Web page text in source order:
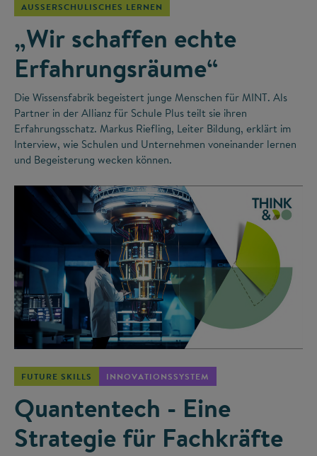
AUSSERSCHULISCHES LERNEN
„Wir schaffen echte
Erfahrungsräume“
Die Wissensfabrik begeistert junge Menschen für MINT. Als
Partner in der Allianz für Schule Plus teilt sie ihren
Erfahrungsschatz. Markus Riefling, Leiter Bildung, erklärt im
Interview, wie Schulen und Unternehmen voneinander lernen
und Begeisterung wecken können.
FUTURE SKILLS INNOVATIONSSYSTEM
Quantentech - Eine
Strategie für Fachkräfte